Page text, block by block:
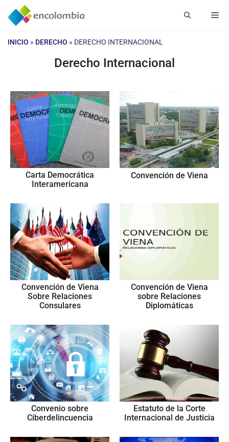
Saltar
INICIO » DERECHO » DERECHO INTERNACIONAL
Derecho Internacional
Carta Democrática
Interamericana
Convención de Viena
Convención de Viena
Sobre Relaciones
Consulares
Convención de Viena
sobre Relaciones
Diplomáticas
Convenio sobre
Ciberdelincuencia
Estatuto de la Corte
Internacional de Justicia